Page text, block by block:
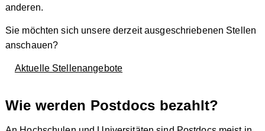
anderen.
Sie möchten sich unsere derzeit ausgeschriebenen Stellen
anschauen?
Aktuelle Stellenangebote
Wie werden Postdocs bezahlt?